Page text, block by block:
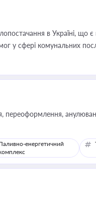
в Україні, що
у сфері комунальних
енергетичний